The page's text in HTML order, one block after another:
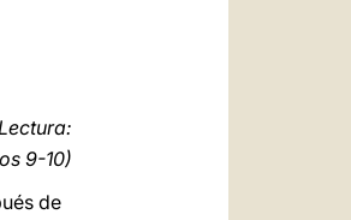
9-10)
de